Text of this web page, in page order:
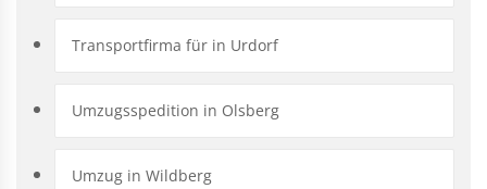
Transportfirma für in Urdorf
Umzugsspedition in Olsberg
Umzug in Wildberg